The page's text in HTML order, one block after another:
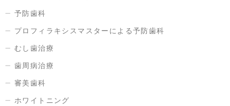
予防歯科
プロフィラキシスマスターによる予防歯科
むし歯治療
歯周病治療
審美歯科
ホワイトニング